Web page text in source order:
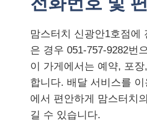
맘스터치 신광안1호점에
은 경우 051-757-9282번
이 가게에서는 예약, 포
합니다. 배달 서비스를
에서 편안하게 맘스터치
길 수 있습니다.